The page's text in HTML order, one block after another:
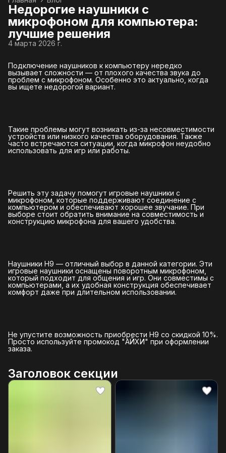
Недорогие наушники с
микрофоном для компьютера:
лучшие решения
4 марта 2026 г.
Подключение наушников к компьютеру нередко
вызывает сложности — от плохого качества звука до
проблем с микрофоном. Особенно это актуально, когда
вы ищете недорогой вариант.
Такие проблемы могут возникать из-за несовместимости
устройств или низкого качества оборудования. Также
часто встречаются ситуации, когда микрофон неудобно
использовать для игр или работы.
Решить эту задачу помогут игровые наушники с
микрофоном, которые поддерживают соединение с
компьютером и обеспечивают хорошее звучание. При
выборе стоит обратить внимание на совместимость и
конструкцию микрофона для вашего удобства.
Наушники H9 — отличный выбор в данной категории. Эти
игровые наушники оснащены поворотным микрофоном,
который подходит для общения и игр. Они совместимы с
компьютерами, а их удобная конструкция обеспечивает
комфорт даже при длительном использовании.
Не упустите возможность приобрести H9 со скидкой 10%.
Просто используйте промокод "АЙХИ" при оформлении
заказа.
Заголовок секции